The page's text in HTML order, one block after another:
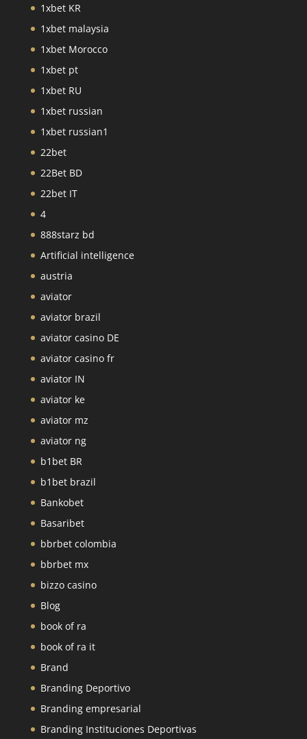
1xbet KR
1xbet malaysia
1xbet Morocco
1xbet pt
1xbet RU
1xbet russian
1xbet russian1
22bet
22Bet BD
22bet IT
4
888starz bd
Artificial intelligence
austria
aviator
aviator brazil
aviator casino DE
aviator casino fr
aviator IN
aviator ke
aviator mz
aviator ng
b1bet BR
b1bet brazil
Bankobet
Basaribet
bbrbet colombia
bbrbet mx
bizzo casino
Blog
book of ra
book of ra it
Brand
Branding Deportivo
Branding empresarial
Branding Instituciones Deportivas